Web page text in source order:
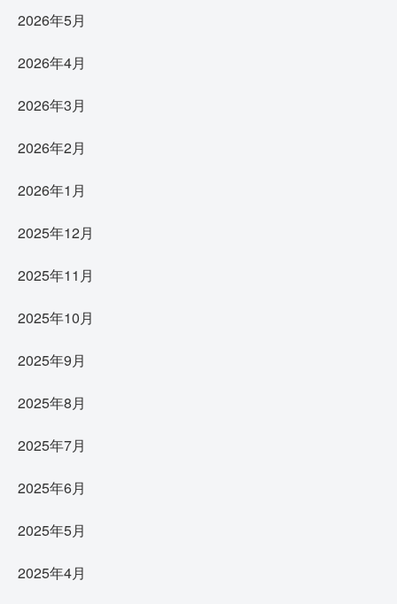
2026年5月
2026年4月
2026年3月
2026年2月
2026年1月
2025年12月
2025年11月
2025年10月
2025年9月
2025年8月
2025年7月
2025年6月
2025年5月
2025年4月